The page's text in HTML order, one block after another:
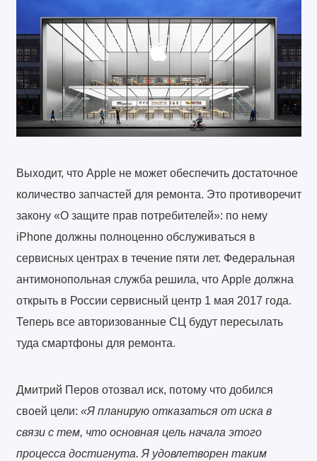
Выходит, что Apple не может обеспечить достаточное
количество запчастей для ремонта. Это противоречит
закону «О защите прав потребителей»: по нему
iPhone должны полноценно обслуживаться в
сервисных центрах в течение пяти лет. Федеральная
антимонопольная служба решила, что Apple должна
открыть в России сервисный центр 1 мая 2017 года.
Теперь все авторизованные СЦ будут пересылать
туда смартфоны для ремонта.
Дмитрий Перов отозвал иск, потому что добился
своей цели: «Я планирую отказаться от иска в
связи с тем, что основная цель начала этого
процесса достигнута. Я удовлетворен таким